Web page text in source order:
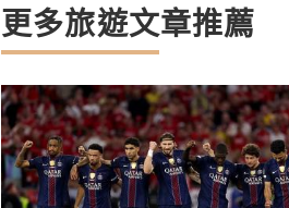
更多旅遊文章推薦